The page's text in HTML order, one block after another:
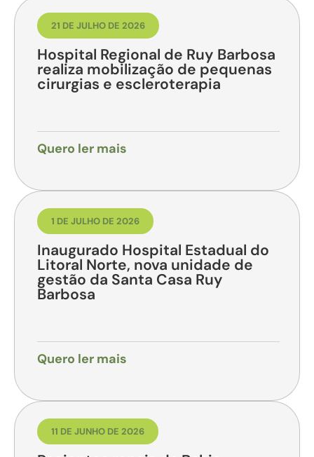
21 DE JULHO DE 2026
Hospital Regional de Ruy Barbosa
realiza mobilização de pequenas
cirurgias e escleroterapia
Quero ler mais
1 DE JULHO DE 2026
Inaugurado Hospital Estadual do
Litoral Norte, nova unidade de
gestão da Santa Casa Ruy
Barbosa
Quero ler mais
11 DE JUNHO DE 2026